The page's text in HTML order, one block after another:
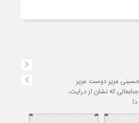
عزیز دوست عزیز
که نشان از درایت،